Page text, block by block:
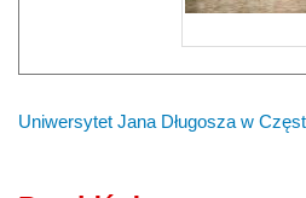
Uniwersytet Jana Długosza w